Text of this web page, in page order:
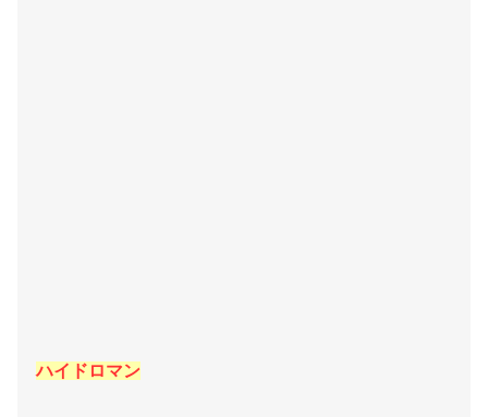
ハイドロマン